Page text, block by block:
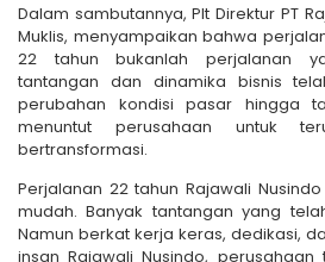
Dalam sambutannya, Plt Direktur PT
Muklis, menyampaikan bahwa
22 tahun bukanlah perjalanan
tantangan dan dinamika bisnis
perubahan kondisi pasar hingga
menuntut perusahaan untuk
bertransformasi.
Perjalanan 22 tahun Rajawali
mudah. Banyak tantangan yang
Namun berkat kerja keras, dedikasi,
insan Rajawali Nusindo,